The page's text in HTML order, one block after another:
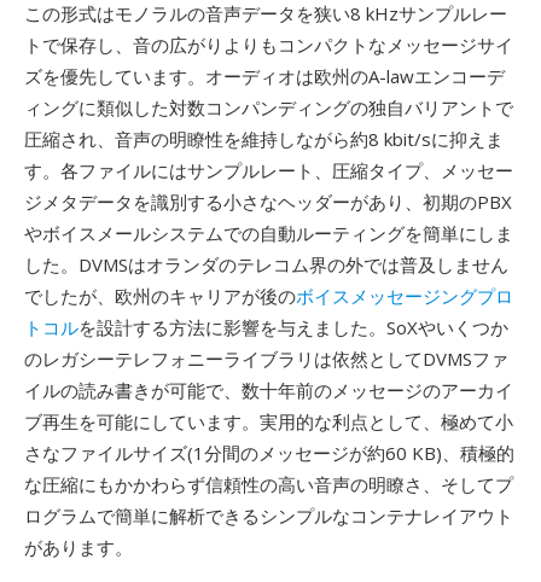
この形式はモノラルの音声データを狭い8 kHzサンプルレー
トで保存し、音の広がりよりもコンパクトなメッセージサイ
ズを優先しています。オーディオは欧州のA-lawエンコーデ
ィングに類似した対数コンパンディングの独自バリアントで
圧縮され、音声の明瞭性を維持しながら約8 kbit/sに抑えま
す。各ファイルにはサンプルレート、圧縮タイプ、メッセー
ジメタデータを識別する小さなヘッダーがあり、初期のPBX
やボイスメールシステムでの自動ルーティングを簡単にしま
した。DVMSはオランダのテレコム界の外では普及しません
でしたが、欧州のキャリアが後のボイスメッセージングプロ
トコルを設計する方法に影響を与えました。SoXやいくつか
のレガシーテレフォニーライブラリは依然としてDVMSファ
イルの読み書きが可能で、数十年前のメッセージのアーカイ
ブ再生を可能にしています。実用的な利点として、極めて小
さなファイルサイズ(1分間のメッセージが約60 KB)、積極的
な圧縮にもかかわらず信頼性の高い音声の明瞭さ、そしてプ
ログラムで簡単に解析できるシンプルなコンテナレイアウト
があります。